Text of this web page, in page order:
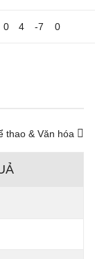
0 4 -7 0
thao & Văn hóa